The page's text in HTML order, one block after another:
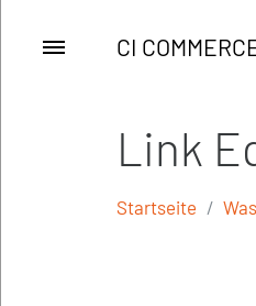
CI
Link
Startseite